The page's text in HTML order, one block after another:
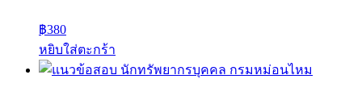
฿380
หยิบใส่ตะกร้า